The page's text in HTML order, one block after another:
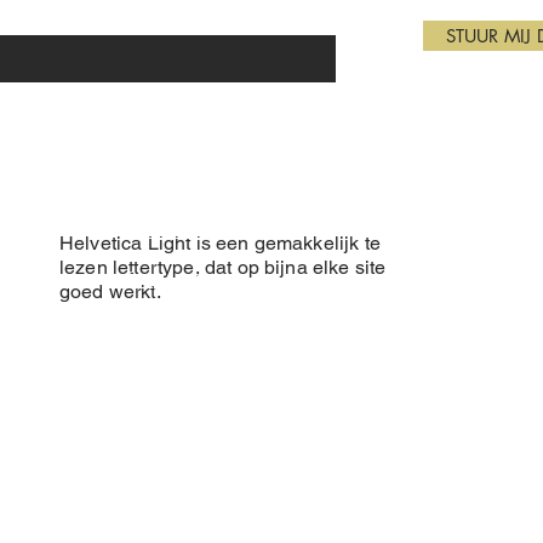
STUUR MIJ
Helvetica Light is een gemakkelijk te
lezen lettertype, dat op bijna elke site
goed werkt.Prijslijst